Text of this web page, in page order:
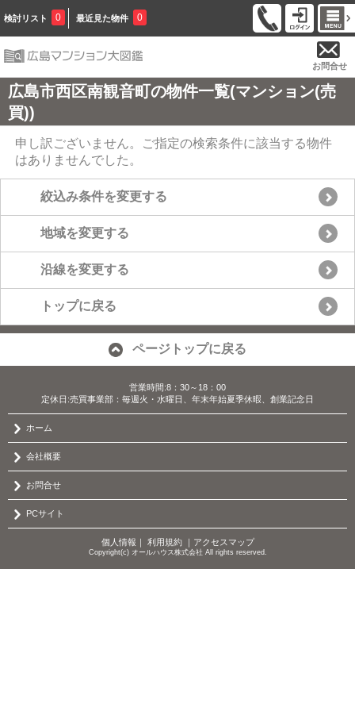
検討リスト 0 最近見た物件 0
お問合せ
広島市西区南観音町の物件一覧(マンション(売
買))
申し訳ございません。ご指定の検索条件に該当する物件
はありませんでした。
絞込み条件を変更する
地域を変更する
沿線を変更する
トップに戻る
ページトップに戻る
営業時間:8：30～18：00
定休日:売買事業部：毎週火・水曜日、年末年始夏季休暇、創業記念日
ホーム
会社概要
お問合せ
PCサイト
個人情報 ｜ 利用規約｜ アクセスマップ
Copyright(c) オールハウス株式会社 All rights reserved.